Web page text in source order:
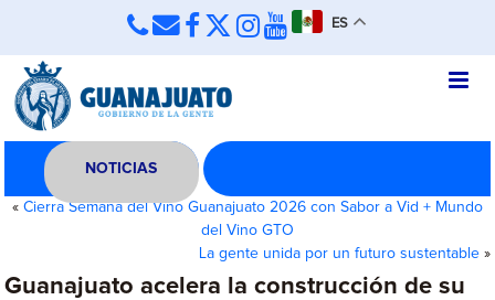
ES
NOTICIAS
« Cierra Semana del Vino Guanajuato 2026 con Sabor a Vid + Mundo
del Vino GTO
La gente unida por un futuro sustentable»
Guanajuato acelera la construcción de su